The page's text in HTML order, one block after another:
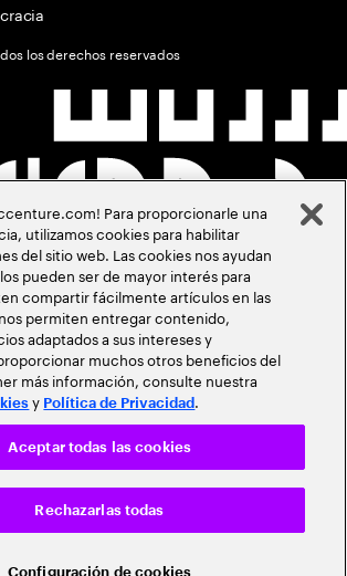
los derechos reservados
Para proporcionarle una
utilizamos cookies para habilitar
del sitio web. Las cookies nos ayudan
pueden ser de mayor interés para
compartir fácilmente artículos en las
permiten entregar contenido,
adaptados a sus intereses y
muchos otros beneficios del
más información, consulte nuestra
y Política de Privacidad .
Configuración de cookies
Rechazarlas todas
Aceptar todas las cookies